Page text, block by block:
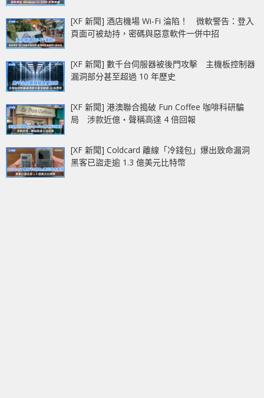
[XF 新聞] 酒店機場 Wi-Fi 淪陷！ 微軟警告：登入
頁面可被劫持，密碼與惡意軟件一併中招
[XF 新聞] 數千台伺服器被後門攻擊 主機板控制器
漏洞部分甚至超過 10 年歷史
[XF 新聞] 港澳聯合搗破 Fun Coffee 咖啡科研騙
局 涉款近億‧聲稱高達 4 倍回報
[XF 新聞] Coldcard 離線「冷錢包」爆出致命漏洞
黑客已盜走逾 1.3 億美元比特幣